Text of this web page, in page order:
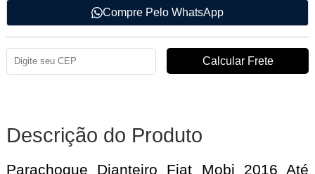
Compre Pelo WhatsApp
Descrição do Produto
Parachoque Dianteiro Fiat Mobi 2016 Até